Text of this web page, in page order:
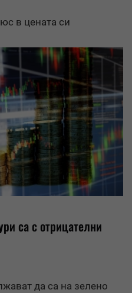
в цената си
са с отрицателни
да са на зелено